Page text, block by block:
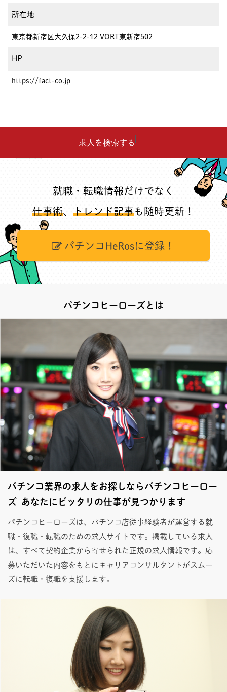
所在地
東京都新宿区大久保2-2-12 VORT東新宿502
HP
https://fact-co.jp
求人を検索する
就職・転職情報だけでなく
仕事術、 トレンド記事も随時更新！
パチンコHeRosに登録！
パチンコヒーローズとは
パチンコ業界の求人をお探しならパチンコヒーロー
ズ あなたにピッタリの仕事が見つかります
パチンコヒーローズは、パチンコ店従事経験者が運営する就
職・復職・転職のための求人サイトです。掲載している求人
は、すべて契約企業から寄せられた正規の求人情報です。応
募いただいた内容をもとにキャリアコンサルタントがスムー
ズに転職・復職を支援します。